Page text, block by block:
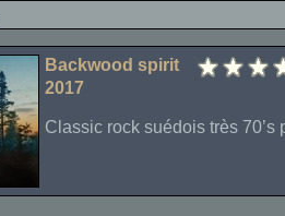
Backwood spirit
2017
Classic rock suédois très 70’s